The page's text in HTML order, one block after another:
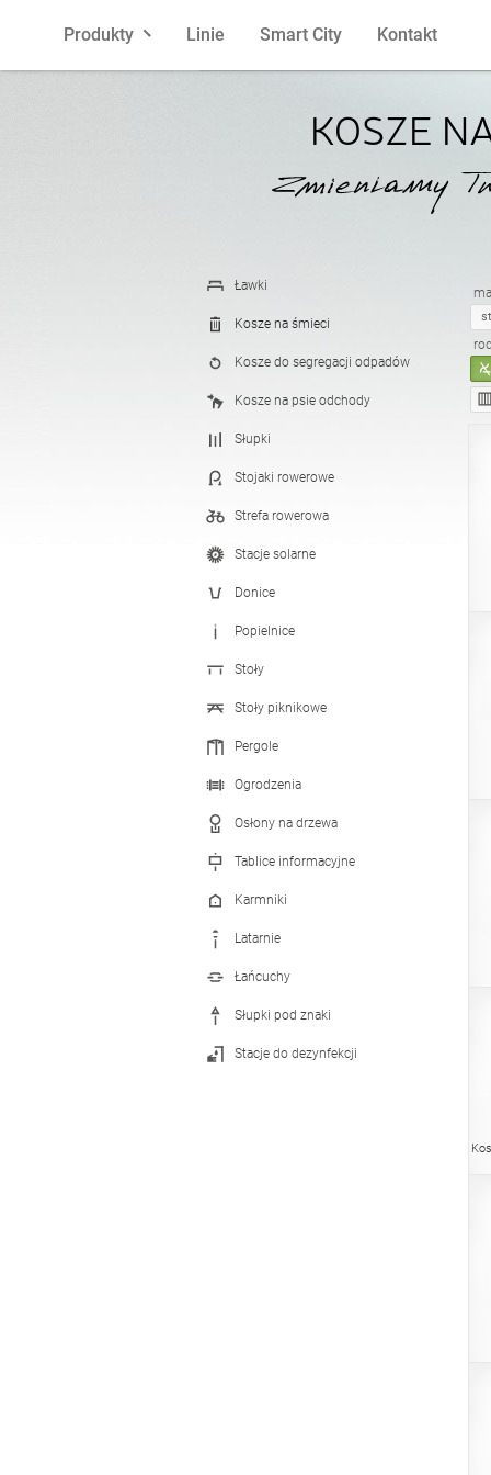
Produkty
Stojaki
Stacje do dezynfekcji
Linie Smart City Kontakt
KOSZE
Ławki
Kosze na śmieci
Kosze do segregacji odpadów
Kosze na psie odchody
Słupki
Stojaki rowerowe
Strefa rowerowa
Stacje solarne
Donice
Popielnice
Stoły
Stoły piknikowe
Pergole
Ogrodzenia
Osłony na drzewa
Tablice informacyjne
Karmniki
Latarnie
Łańcuchy
Słupki pod znaki
Stacje do dezynfekcji